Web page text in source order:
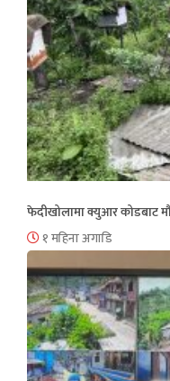
फेदीखोलामा क्युआर कोडबाट
१ महिना अगाडि